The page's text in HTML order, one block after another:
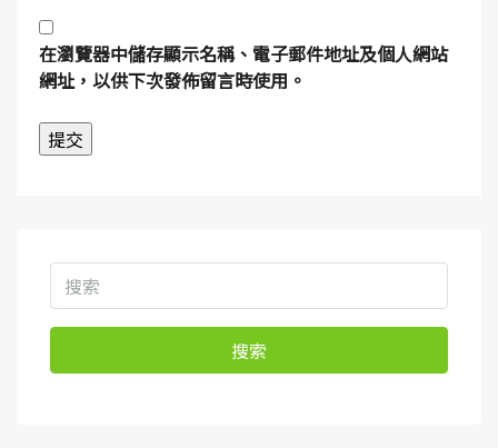
在瀏覽器中儲存顯示名稱、電子郵件地址及個人網站
網址，以供下次發佈留言時使用。
搜索